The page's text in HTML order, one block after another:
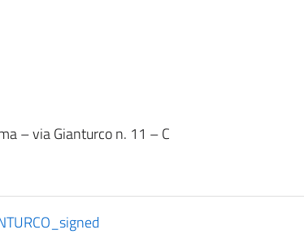
– via Gianturco n. 11 – C